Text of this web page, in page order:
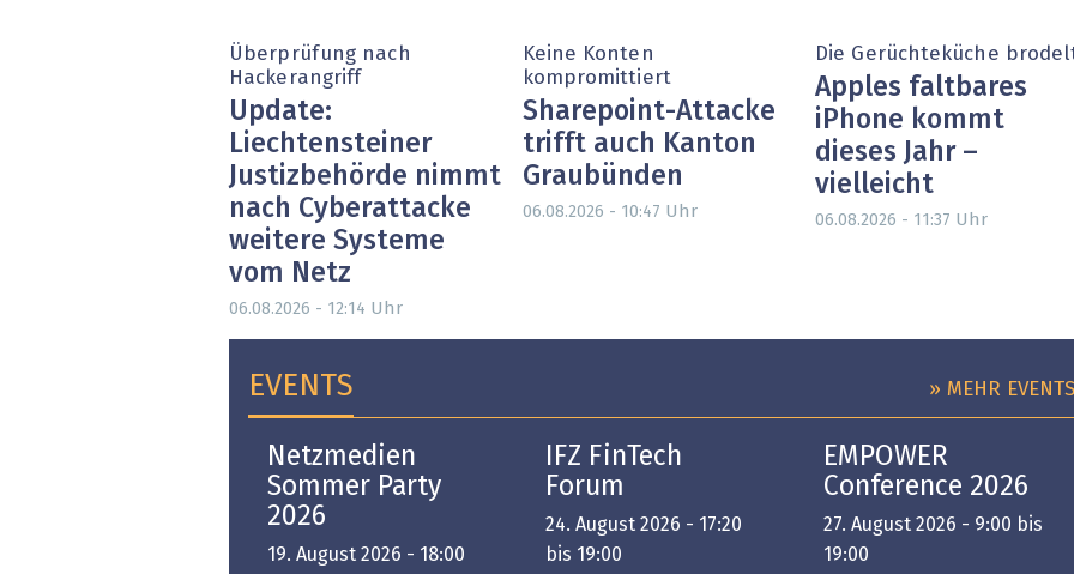
Überprüfung nach
Hackerangriff
Update:
Liechtensteiner
Justizbehörde nimmt
nach Cyberattacke
weitere Systeme
vom Netz
06.08.2026 - 12:14 Uhr
Keine Konten
kompromittiert
Sharepoint-Attacke
trifft auch Kanton
Graubünden
06.08.2026 - 10:47 Uhr
Die Gerüchteküche
Apples faltbares
iPhone kommt
dieses Jahr –
vielleicht
06.08.2026 - 11:37 Uhr
EVENTS » MEHR EVENTS
Netzmedien
Sommer Party
2026
19. August 2026 - 18:00
IFZ FinTech
Forum
24. August 2026 - 17:20
bis 19:00
EMPOWER
Conference 2026
27. August 2026 - 9:00 bis
19:00